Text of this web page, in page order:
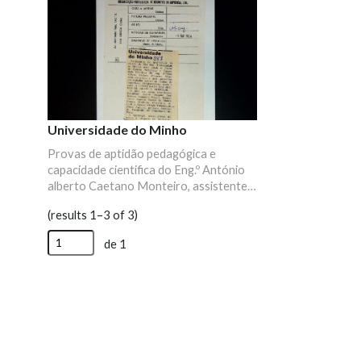
Universidade do Minho
Provas de aptidão pedagógica e
capacidade cientifica do Eng.º António
alberto Caetano Monteiro, assistente
(results 1–3 of 3)
de 1